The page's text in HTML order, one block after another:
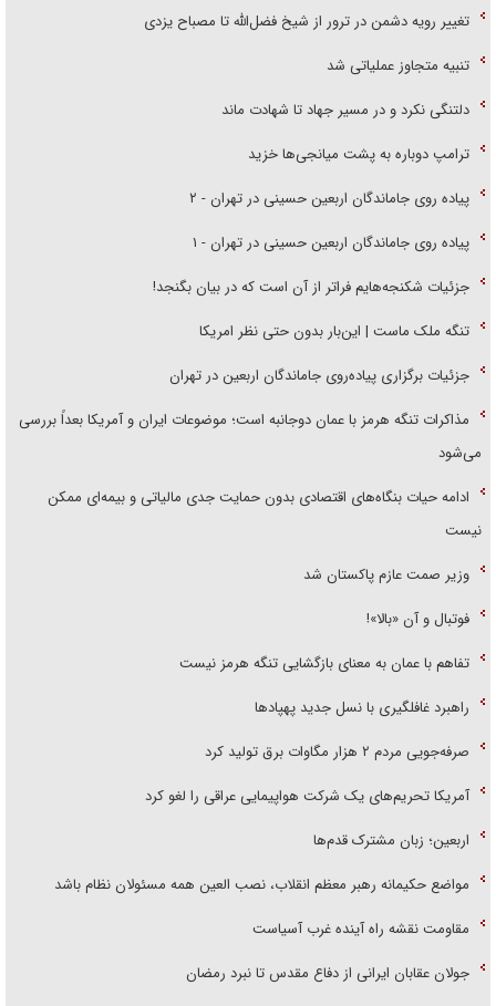
تغییر رویه دشمن در ترور از شیخ فضل‌الله تا مصباح یزدی
تنبیه متجاوز عملیاتی شد
دلتنگی نکرد و در مسیر جهاد تا شهادت ماند
ترامپ دوباره به پشت میانجی‌ها خزید
پیاده روی جاماندگان اربعین حسینی در تهران - ۲
پیاده روی جاماندگان اربعین حسینی در تهران - ۱
جزئیات شکنجه‌هایم فراتر از آن است که در بیان بگنجد!
تنگه ملک ماست | این‌بار بدون حتی نظر امریکا
جزئیات برگزاری پیاده‌روی جاماندگان اربعین در تهران
مذاکرات تنگه هرمز با عمان دوجانبه است؛ موضوعات ایران و آمریکا بعداً بررسی
می‌شود
ادامه حیات بنگاه‌های اقتصادی بدون حمایت جدی مالیاتی و بیمه‌ای ممکن
نیست
وزیر صمت عازم پاکستان شد
فوتبال و آن «بالا»!
تفاهم با عمان به معنای بازگشایی تنگه هرمز نیست
راهبرد غافلگیری با نسل جدید پهپاد‌ها
صرفه‌جویی مردم ۲ هزار مگاوات برق تولید کرد
آمریکا تحریم‌های یک شرکت هواپیمایی عراقی را لغو کرد
اربعین؛ زبان مشترک قدم‌ها
مواضع حکیمانه رهبر معظم انقلاب، نصب العین همه مسئولان نظام باشد
مقاومت نقشه راه آینده غرب آسیاست
جولان عقابان ایرانی از دفاع مقدس تا نبرد رمضان